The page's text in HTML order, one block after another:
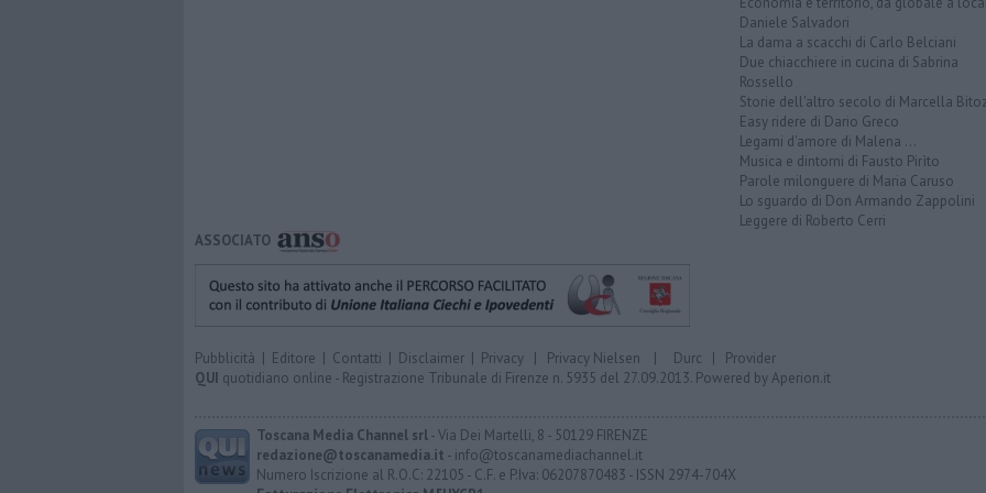
Daniele Salvadori
La dama a scacchi di Carlo Belciani
Due chiacchiere in cucina di Sabrina
Rossello
Storie dell'altro secolo di Marcella
Easy ridere di Dario Greco
Legami d'amore di Malena ...
Musica e dintorni di Fausto Pirìto
Parole milonguere di Maria Caruso
Lo sguardo di Don Armando Zappolini
Leggere di Roberto Cerri
ASSOCIATO
Pubblicità | Editore | Contatti | Disclaimer | Privacy | Privacy Nielsen | Durc | Provider
QUI quotidiano online - Registrazione Tribunale di Firenze n. 5935 del 27.09.2013. Powered byAperion.it
Toscana Media Channel srl- Via Dei Martelli, 8 - 50129 FIRENZE
redazione@toscanamedia.it - info@toscanamediachannel.it
Numero Iscrizione al R.O.C: 22105 - C.F. e P.Iva: 06207870483 - ISSN 2974-704X